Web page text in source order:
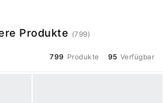
Produkte (799)
799 Produkte 95 Verfügbar